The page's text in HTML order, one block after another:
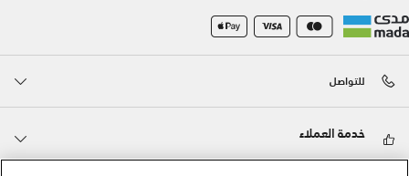
للتواصل
خدمة العملاء